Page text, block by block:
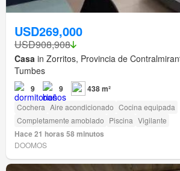
USD269,000
USD908,908
Casa in Zorritos, Provincia de
Tumbes
9 9 438 m²
Cochera Aire acondicionado Cocina equipada
Completamente amoblado Piscina Vigilante
Hace 21 horas 58 minutos
DOOMOS